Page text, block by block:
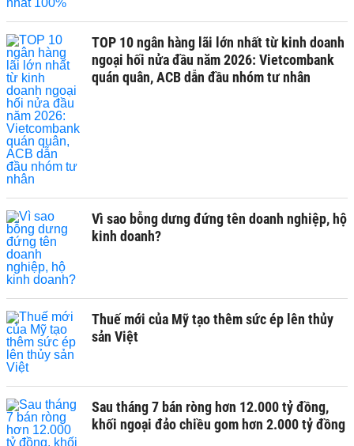
TOP 10 ngân hàng lãi lớn nhất từ kinh doanh
ngoại hối nửa đầu năm 2026: Vietcombank
quán quân, ACB dẫn đầu nhóm tư nhân
Vì sao bỗng dưng đứng tên doanh nghiệp, hộ
kinh doanh?
Thuế mới của Mỹ tạo thêm sức ép lên thủy
sản Việt
Sau tháng 7 bán ròng hơn 12.000 tỷ đồng,
khối ngoại đảo chiều gom hơn 2.000 tỷ đồng